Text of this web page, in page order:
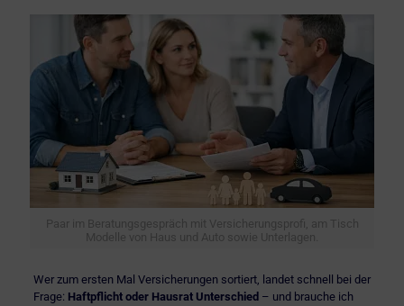
Paar im Beratungsgespräch mit Versicherungsprofi, am Tisch
Modelle von Haus und Auto sowie Unterlagen.
Wer zum ersten Mal Versicherungen sortiert, landet schnell bei der
Frage: Haftpflicht oder Hausrat Unterschied – und brauche ich